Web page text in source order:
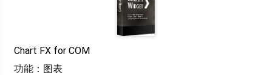
Chart FX for COM
功能： 图表